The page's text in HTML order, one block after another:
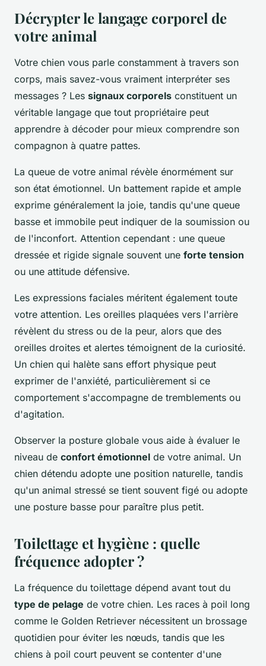
Décrypter le langage corporel de
votre animal
Votre chien vous parle constamment à travers son
corps, mais savez-vous vraiment interpréter ses
messages ? Les signaux corporels constituent un
véritable langage que tout propriétaire peut
apprendre à décoder pour mieux comprendre son
compagnon à quatre pattes.
La queue de votre animal révèle énormément sur
son état émotionnel. Un battement rapide et ample
exprime généralement la joie, tandis qu'une queue
basse et immobile peut indiquer de la soumission ou
de l'inconfort. Attention cependant : une queue
dressée et rigide signale souvent une forte tension
ou une attitude défensive.
Les expressions faciales méritent également toute
votre attention. Les oreilles plaquées vers l'arrière
révèlent du stress ou de la peur, alors que des
oreilles droites et alertes témoignent de la curiosité.
Un chien qui halète sans effort physique peut
exprimer de l'anxiété, particulièrement si ce
comportement s'accompagne de tremblements ou
d'agitation.
Observer la posture globale vous aide à évaluer le
niveau de confort émotionnel de votre animal. Un
chien détendu adopte une position naturelle, tandis
qu'un animal stressé se tient souvent figé ou adopte
une posture basse pour paraître plus petit.
Toilettage et hygiène : quelle
fréquence adopter ?
La fréquence du toilettage dépend avant tout du
type de pelage de votre chien. Les races à poil long
comme le Golden Retriever nécessitent un brossage
quotidien pour éviter les nœuds, tandis que les
chiens à poil court peuvent se contenter d'une